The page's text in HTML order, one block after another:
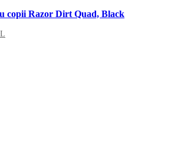
copii Razor Dirt Quad, Black